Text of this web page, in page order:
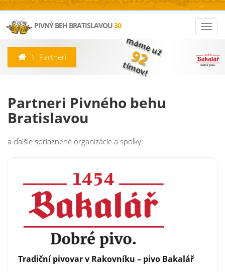
PIVNÝ BEH BRATISLAVOU30
\ Partneri máme už
92
tímov!
Partneri Pivného behu
Bratislavou
a ďalšie spriaznené organizácie a spolky:
Tradiční pivovar v Rakovníku – pivo Bakalář